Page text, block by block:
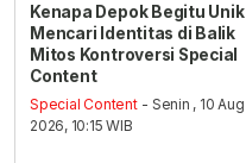
Kenapa Depok Begitu Unik
Mencari Identitas di Balik
Mitos Kontroversi Special
Content
Special Content - Senin , 10 Aug
2026, 10:15 WIB